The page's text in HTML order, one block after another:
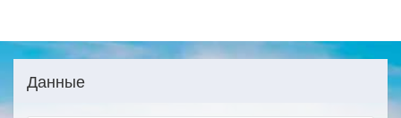
Данные